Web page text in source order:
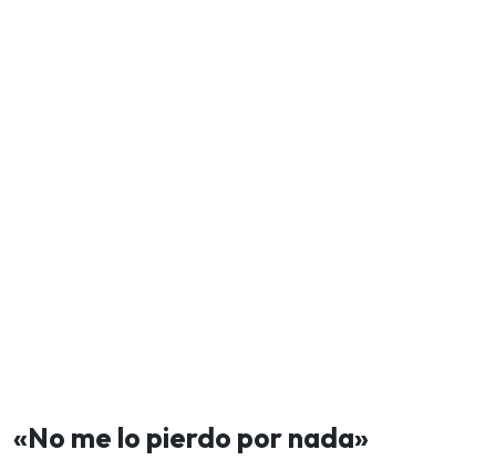
«No me lo pierdo por nada»